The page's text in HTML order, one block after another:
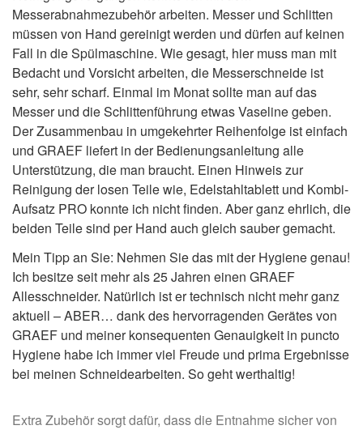
Messerabnahmezubehör arbeiten. Messer und Schlitten
müssen von Hand gereinigt werden und dürfen auf keinen
Fall in die Spülmaschine. Wie gesagt, hier muss man mit
Bedacht und Vorsicht arbeiten, die Messerschneide ist
sehr, sehr scharf. Einmal im Monat sollte man auf das
Messer und die Schlittenführung etwas Vaseline geben.
Der Zusammenbau in umgekehrter Reihenfolge ist einfach
und GRAEF liefert in der Bedienungsanleitung alle
Unterstützung, die man braucht. Einen Hinweis zur
Reinigung der losen Teile wie, Edelstahltablett und Kombi-
Aufsatz PRO konnte ich nicht finden. Aber ganz ehrlich, die
beiden Teile sind per Hand auch gleich sauber gemacht.
Mein Tipp an Sie: Nehmen Sie das mit der Hygiene genau!
Ich besitze seit mehr als 25 Jahren einen GRAEF
Allesschneider. Natürlich ist er technisch nicht mehr ganz
aktuell – ABER… dank des hervorragenden Gerätes von
GRAEF und meiner konsequenten Genauigkeit in puncto
Hygiene habe ich immer viel Freude und prima Ergebnisse
bei meinen Schneidearbeiten. So geht werthaltig!
Extra Zubehör sorgt dafür, dass die Entnahme sicher von